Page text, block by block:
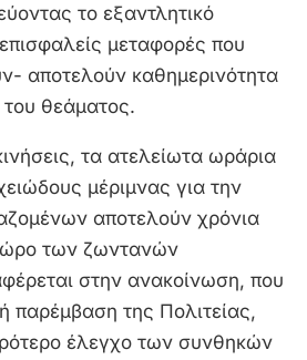
το εξαντλητικό
μεταφορές που
αποτελούν καθημερινότητα
του θεάματος.
τα ατελείωτα ωράρια
μέριμνας για την
αποτελούν χρόνια
των ζωντανών
στην ανακοίνωση, που
παρέμβαση της Πολιτείας,
έλεγχο των συνθηκών